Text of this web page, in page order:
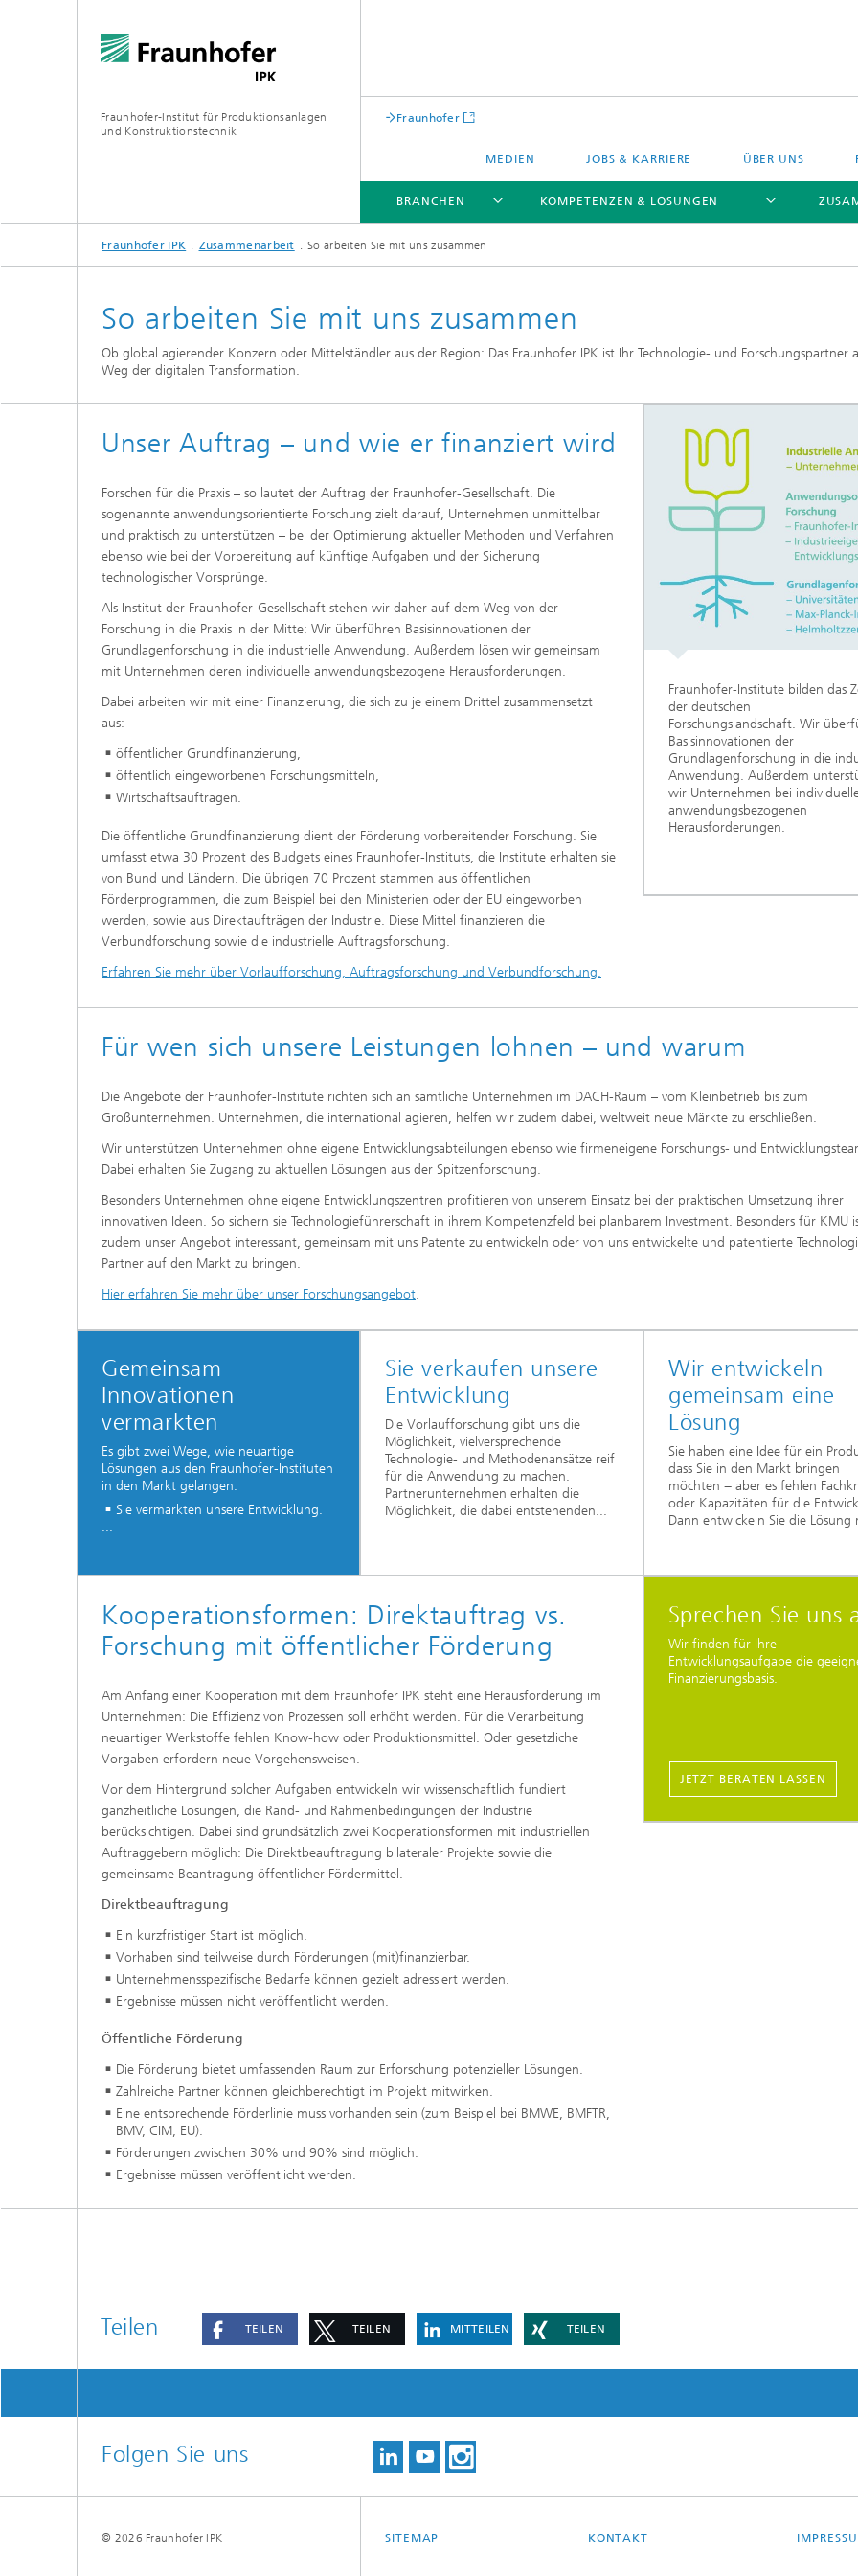
Fraunhofer-Institut für Produktionsanlagen
und Konstruktionstechnik
Fraunhofer
MEDIEN JOBS & KARRIERE ÜBER UNS
BRANCHEN
BRANCHEN
KOMPETENZEN & LÖSUNGEN
KOMPETENZEN & LÖSUNGEN
ZUSAMMENARBEIT
WEITERBILDUNGEN
Fraunhofer IPK Zusammenarbeit So arbeiten Sie mit uns zusammen
So arbeiten Sie mit uns zusammen
Ob global agierender Konzern oder Mittelständler aus der Region: Das Fraunhofer IPK ist Ihr Technologie- und Forschungspartner
Weg der digitalen Transformation.
Unser Auftrag – und wie er finanziert wird
Forschen für die Praxis – so lautet der Auftrag der Fraunhofer-Gesellschaft. Die
sogenannte anwendungsorientierte Forschung zielt darauf, Unternehmen unmittelbar
und praktisch zu unterstützen – bei der Optimierung aktueller Methoden und Verfahren
ebenso wie bei der Vorbereitung auf künftige Aufgaben und der Sicherung
technologischer Vorsprünge.
Als Institut der Fraunhofer-Gesellschaft stehen wir daher auf dem Weg von der
Forschung in die Praxis in der Mitte: Wir überführen Basisinnovationen der
Grundlagenforschung in die industrielle Anwendung. Außerdem lösen wir gemeinsam
mit Unternehmen deren individuelle anwendungsbezogene Herausforderungen.
Dabei arbeiten wir mit einer Finanzierung, die sich zu je einem Drittel zusammensetzt
aus:
öffentlicher Grundfinanzierung,
öffentlich eingeworbenen Forschungsmitteln,
Wirtschaftsaufträgen.
Die öffentliche Grundfinanzierung dient der Förderung vorbereitender Forschung. Sie
umfasst etwa 30 Prozent des Budgets eines Fraunhofer-Instituts, die Institute erhalten sie
von Bund und Ländern. Die übrigen 70 Prozent stammen aus öffentlichen
Förderprogrammen, die zum Beispiel bei den Ministerien oder der EU eingeworben
werden, sowie aus Direktaufträgen der Industrie. Diese Mittel finanzieren die
Verbundforschung sowie die industrielle Auftragsforschung.
Erfahren Sie mehr über Vorlaufforschung, Auftragsforschung und Verbundforschung.
Fraunhofer-Institute bilden das
der deutschen
Forschungslandschaft. Wir
Basisinnovationen der
Grundlagenforschung in die
Anwendung. Außerdem
wir Unternehmen bei
anwendungsbezogenen
Herausforderungen.
Für wen sich unsere Leistungen lohnen – und warum
Die Angebote der Fraunhofer-Institute richten sich an sämtliche Unternehmen im DACH-Raum – vom Kleinbetrieb bis zum
Großunternehmen. Unternehmen, die international agieren, helfen wir zudem dabei, weltweit neue Märkte zu erschließen.
Wir unterstützen Unternehmen ohne eigene Entwicklungsabteilungen ebenso wie firmeneigene Forschungs- und
Dabei erhalten Sie Zugang zu aktuellen Lösungen aus der Spitzenforschung.
Besonders Unternehmen ohne eigene Entwicklungszentren profitieren von unserem Einsatz bei der praktischen Umsetzung ihrer
innovativen Ideen. So sichern sie Technologieführerschaft in ihrem Kompetenzfeld bei planbarem Investment. Besonders für KMU
zudem unser Angebot interessant, gemeinsam mit uns Patente zu entwickeln oder von uns entwickelte und patentierte
Partner auf den Markt zu bringen.
Hier erfahren Sie mehr über unser Forschungsangebot.
Gemeinsam
Innovationen
vermarkten
Es gibt zwei Wege, wie neuartige
Lösungen aus den Fraunhofer-Instituten
in den Markt gelangen:
Sie vermarkten unsere Entwicklung.
...
Sie verkaufen unsere
Entwicklung
Die Vorlaufforschung gibt uns die
Möglichkeit, vielversprechende
Technologie- und Methodenansätze reif
für die Anwendung zu machen.
Partnerunternehmen erhalten die
Möglichkeit, die dabei entstehenden...
Wir entwickeln
gemeinsam eine
Lösung
Sie haben eine Idee für ein
dass Sie in den Markt bringen
möchten − aber es fehlen
oder Kapazitäten für die
Dann entwickeln Sie die Lösung
Kooperationsformen: Direktauftrag vs.
Forschung mit öffentlicher Förderung
Am Anfang einer Kooperation mit dem Fraunhofer IPK steht eine Herausforderung im
Unternehmen: Die Effizienz von Prozessen soll erhöht werden. Für die Verarbeitung
neuartiger Werkstoffe fehlen Know-how oder Produktionsmittel. Oder gesetzliche
Vorgaben erfordern neue Vorgehensweisen.
Vor dem Hintergrund solcher Aufgaben entwickeln wir wissenschaftlich fundiert
ganzheitliche Lösungen, die Rand- und Rahmenbedingungen der Industrie
berücksichtigen. Dabei sind grundsätzlich zwei Kooperationsformen mit industriellen
Auftraggebern möglich: Die Direktbeauftragung bilateraler Projekte sowie die
gemeinsame Beantragung öffentlicher Fördermittel.
Direktbeauftragung
Ein kurzfristiger Start ist möglich.
Vorhaben sind teilweise durch Förderungen (mit)finanzierbar.
Unternehmensspezifische Bedarfe können gezielt adressiert werden.
Ergebnisse müssen nicht veröffentlicht werden.
Öffentliche Förderung
Die Förderung bietet umfassenden Raum zur Erforschung potenzieller Lösungen.
Zahlreiche Partner können gleichberechtigt im Projekt mitwirken.
Eine entsprechende Förderlinie muss vorhanden sein (zum Beispiel bei BMWE, BMFTR,
BMV, CIM, EU).
Förderungen zwischen 30% und 90% sind möglich.
Ergebnisse müssen veröffentlicht werden.
Sprechen Sie uns
Wir finden für Ihre
Entwicklungsaufgabe die
Finanzierungsbasis.
JETZT BERATEN LASSEN
Teilen TEILEN TEILEN MITTEILEN TEILEN
Folgen Sie uns
SITEMAP KONTAKT
© 2026 Fraunhofer IPK